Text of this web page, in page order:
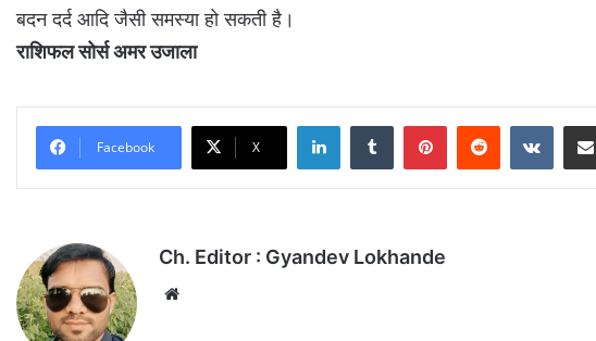
बदन दर्द आदि जैसी समस्या हो सकती है।
राशिफल सोर्स अमर उजाला
Facebook X
Ch. Editor : Gyandev Lokhande